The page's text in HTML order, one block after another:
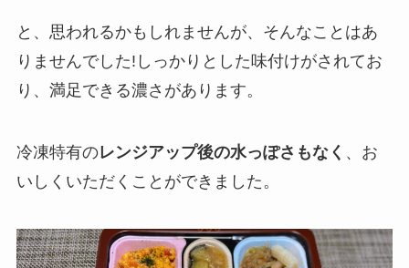
と、思われるかもしれませんが、そんなことはあ
りませんでした!しっかりとした味付けがされてお
り、満足できる濃さがあります。
冷凍特有のレンジアップ後の水っぽさもなく 、お
いしくいただくことができました。